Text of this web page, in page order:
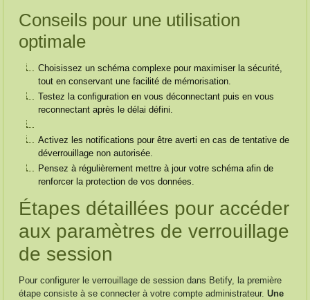
Conseils pour une utilisation
optimale
Choisissez un schéma complexe pour maximiser la sécurité,
tout en conservant une facilité de mémorisation.
Testez la configuration en vous déconnectant puis en vous
reconnectant après le délai défini.
Activez les notifications pour être averti en cas de tentative de
déverrouillage non autorisée.
Pensez à régulièrement mettre à jour votre schéma afin de
renforcer la protection de vos données.
Étapes détaillées pour accéder
aux paramètres de verrouillage
de session
Pour configurer le verrouillage de session dans Betify, la première
étape consiste à se connecter à votre compte administrateur.Une